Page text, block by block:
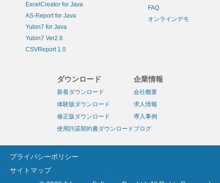
ExcelCreator for Java
AS-Report for Java
Yubin7 for Java
Yubin7 Ver2.6
CSVReport 1.0
FAQ
オンラインデモ
ダウンロード
新着ダウンロード
体験版ダウンロード
修正版ダウンロード
使用許諾契約書ダウンロード
企業情報
会社概要
求人情報
導入事例
ブログ
プライバシーポリシー
サイトマップ